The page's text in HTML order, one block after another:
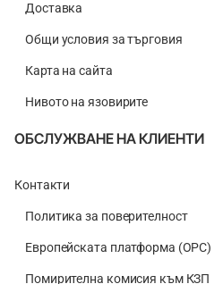
Доставка
Общи условия за търговия
Карта на сайта
Нивото на язовирите
ОБСЛУЖВАНЕ НА КЛИЕНТИ
Контакти
Политика за поверителност
Европейската платформа (ОРС)
Помирителна комисия към КЗП